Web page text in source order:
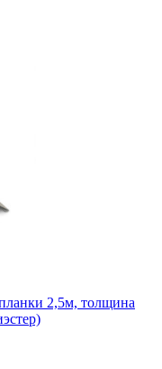
2,5м, толщина